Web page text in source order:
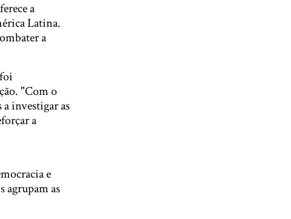
a
Latina.
a
"Com o
investigar as
a
e
agrupam as